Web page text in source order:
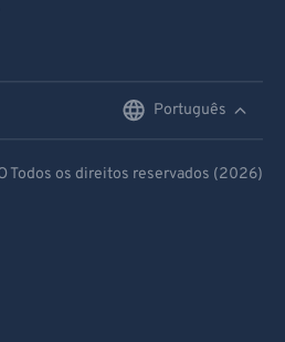
Português
Todos os direitos reservados (2026)